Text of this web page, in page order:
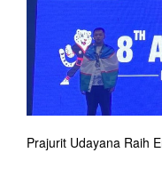
Prajurit Udayana Raih